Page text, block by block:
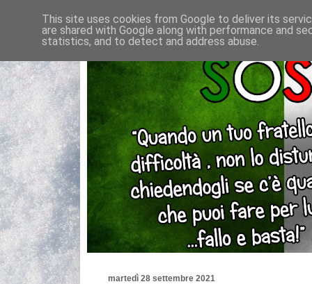
martedì 28 settembre 2021
This site uses cookies from Google to deliver its
are shared with Google along with performance and
statistics, and to detect and address abuse.